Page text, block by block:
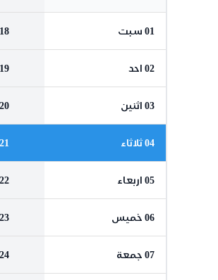
01 سبت 18
02 احد 19
03 اثنين 20
04 ثلاثاء 21
05 اربعاء 22
06 خميس 23
07 جمعة 24